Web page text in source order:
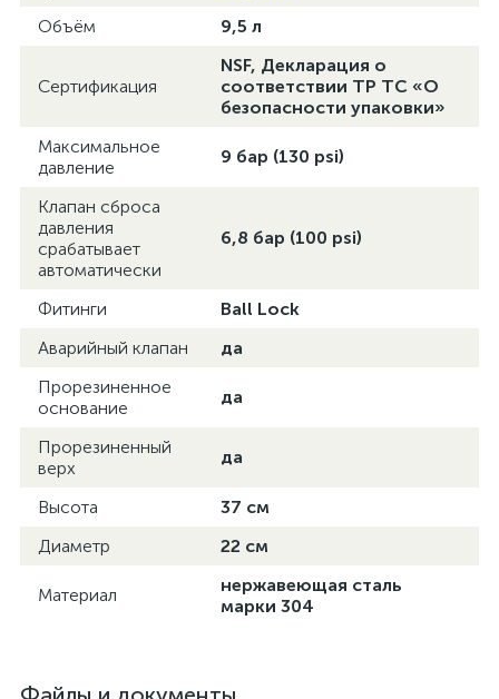
Объём
9,5 л
Сертификация
NSF, Декларация о
соответствии ТР ТС «О
безопасности упаковки»
Максимальное
давление
9 бар (130 psi)
Клапан сброса
давления
срабатывает
автоматически
6,8 бар (100 psi)
Фитинги
Ball Lock
Аварийный клапан
да
Прорезиненное
основание
да
Прорезиненный
верх
да
Высота
37 см
Диаметр
22 см
Материал
нержавеющая сталь
марки 304